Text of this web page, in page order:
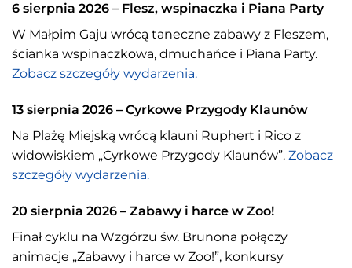
6 sierpnia 2026 – Flesz, wspinaczka i Piana Party
W Małpim Gaju wrócą taneczne zabawy z Fleszem,
ścianka wspinaczkowa, dmuchańce i Piana Party.
Zobacz szczegóły wydarzenia.
13 sierpnia 2026 – Cyrkowe Przygody Klaunów
Na Plażę Miejską wrócą klauni Ruphert i Rico z
widowiskiem „Cyrkowe Przygody Klaunów”. Zobacz
szczegóły wydarzenia.
20 sierpnia 2026 – Zabawy i harce w Zoo!
Finał cyklu na Wzgórzu św. Brunona połączy
animacje „Zabawy i harce w Zoo!”, konkursy